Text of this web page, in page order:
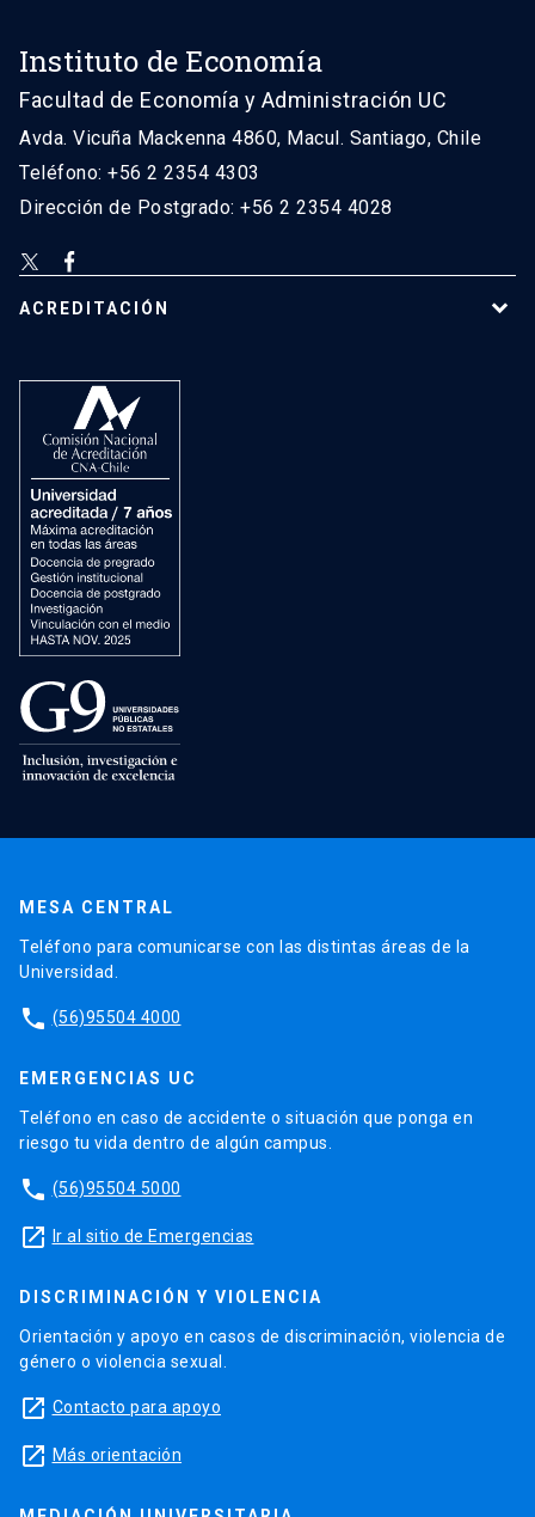
Instituto de Economía
Facultad de Economía y Administración UC
Avda. Vicuña Mackenna 4860, Macul. Santiago, Chile
Teléfono: +56 2 2354 4303
Dirección de Postgrado: +56 2 2354 4028
ACREDITACIÓN
MESA CENTRAL
Teléfono para comunicarse con las distintas áreas de la
Universidad.
phone (56)95504 4000
EMERGENCIAS UC
Teléfono en caso de accidente o situación que ponga en
riesgo tu vida dentro de algún campus.
phone (56)95504 5000
launch Ir al sitio de Emergencias
DISCRIMINACIÓN Y VIOLENCIA
Orientación y apoyo en casos de discriminación, violencia de
género o violencia sexual.
launch Contacto para apoyo
launch Más orientación